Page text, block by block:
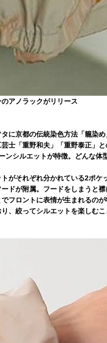
アノラックがリリース
に京都の伝統染色方法「籠染
士「重野和夫」「重野泰正」と
ンシルエットが特徴。どんな
がそれぞれ分かれている2ポケ
ドが附属。フードをしまうと
フロントに表情が生まれるのが
、絞ってシルエットを楽しむこ